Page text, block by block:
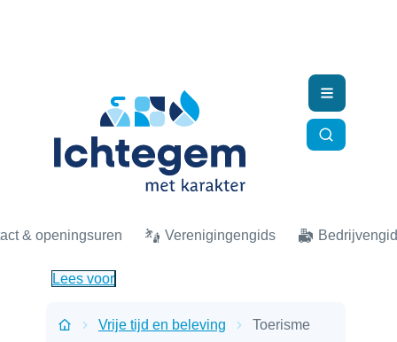
& openingsuren Verenigingengids
Zoek
Menu
Lees voor
Startpagina
Vrije tijd en beleving Toerisme